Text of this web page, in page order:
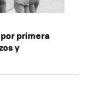
primera
y